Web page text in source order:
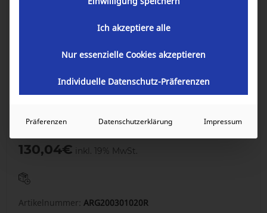
130,04€ inkl. 19% MwSt.
Victron Energy Argofet battery
isolator 200A 3 batteries
ARG200301020R
Artikelnummer: ARG200301020R
Ich akzeptiere alle
Nur essenzielle Cookies akzeptieren
Individuelle Datenschutz-Präferenzen
Präferenzen Datenschutzerklärung Impressum